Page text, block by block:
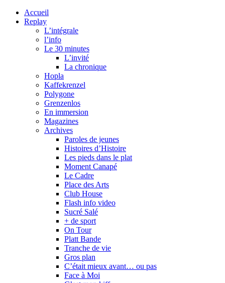
Accueil
Replay
L’intégrale
l’info
Le 30 minutes
L’invité
La chronique
Hopla
Kaffekrenzel
Polygone
Grenzenlos
En immersion
Magazines
Archives
Paroles de jeunes
Histoires d’Histoire
Les pieds dans le plat
Moment Canapé
Le Cadre
Place des Arts
Club House
Flash info video
Sucré Salé
+ de sport
On Tour
Platt Bande
Tranche de vie
Gros plan
C’était mieux avant… ou pas
Face à Moi